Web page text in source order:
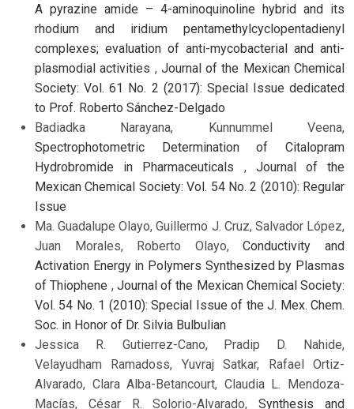
A pyrazine amide – 4-aminoquinoline hybrid and its
rhodium and iridium pentamethylcyclopentadienyl
complexes; evaluation of anti-mycobacterial and anti-
plasmodial activities , Journal of the Mexican Chemical
Society: Vol. 61 No. 2 (2017): Special Issue dedicated
to Prof. Roberto Sánchez-Delgado
Badiadka Narayana, Kunnummel Veena,
Spectrophotometric Determination of Citalopram
Hydrobromide in Pharmaceuticals , Journal of the
Mexican Chemical Society: Vol. 54 No. 2 (2010): Regular
Issue
Ma. Guadalupe Olayo, Guillermo J. Cruz, Salvador López,
Juan Morales, Roberto Olayo,Conductivity and
Activation Energy in Polymers Synthesized by Plasmas
of Thiophene , Journal of the Mexican Chemical Society:
Vol. 54 No. 1 (2010): Special Issue of the J. Mex. Chem.
Soc. in Honor of Dr. Silvia Bulbulian
Jessica R. Gutierrez-Cano, Pradip D. Nahide,
Velayudham Ramadoss, Yuvraj Satkar, Rafael Ortiz-
Alvarado, Clara Alba-Betancourt, Claudia L. Mendoza-
Macías, César R. Solorio-Alvarado,Synthesis and